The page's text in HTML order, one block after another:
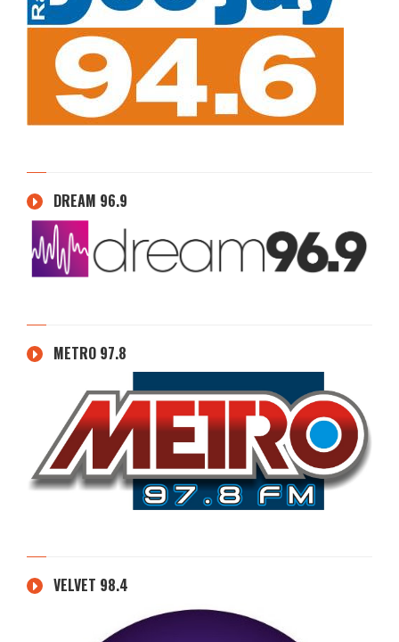
DREAM 96.9
METRO 97.8
VELVET 98.4